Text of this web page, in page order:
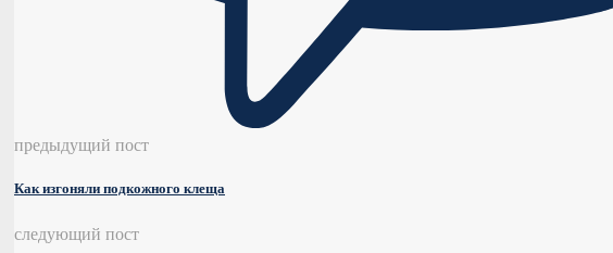
предыдущий пост
Как изгоняли подкожного клеща
следующий пост